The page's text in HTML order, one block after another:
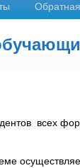
всех